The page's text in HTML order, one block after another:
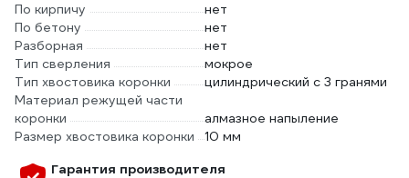
По кирпичу
нет
По бетону
нет
Разборная
нет
Тип сверления
мокрое
Тип хвостовика коронки
цилиндрический с 3 гранями
Материал режущей части
коронки
алмазное напыление
Размер хвостовика коронки
10 мм
Гарантия производителя